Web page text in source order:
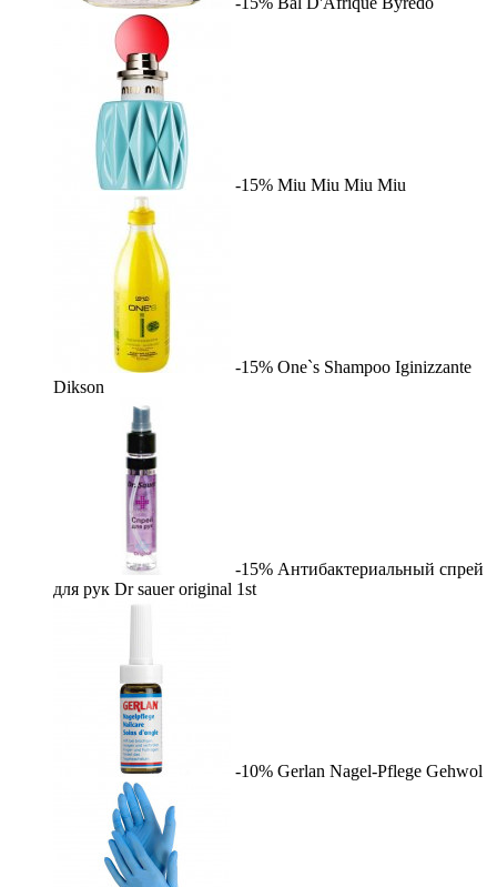
-15% Miu Miu Miu Miu
-15% One`s Shampoo Iginizzante
Dikson
-15% Антибактериальный спрей
для рук Dr sauer original 1st
-10% Gerlan Nagel-Pflege Gehwol